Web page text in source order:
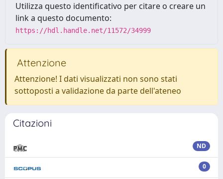
Utilizza questo identificativo per citare o creare un
link a questo documento:
https://hdl.handle.net/11572/34999
Attenzione
Attenzione! I dati visualizzati non sono stati
sottoposti a validazione da parte dell'ateneo
Citazioni
ND
0